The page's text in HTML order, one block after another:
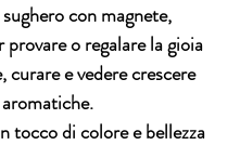
con magnete,
provare o regalare la gioia
curare e vedere crescere
tocco di colore e bellezza